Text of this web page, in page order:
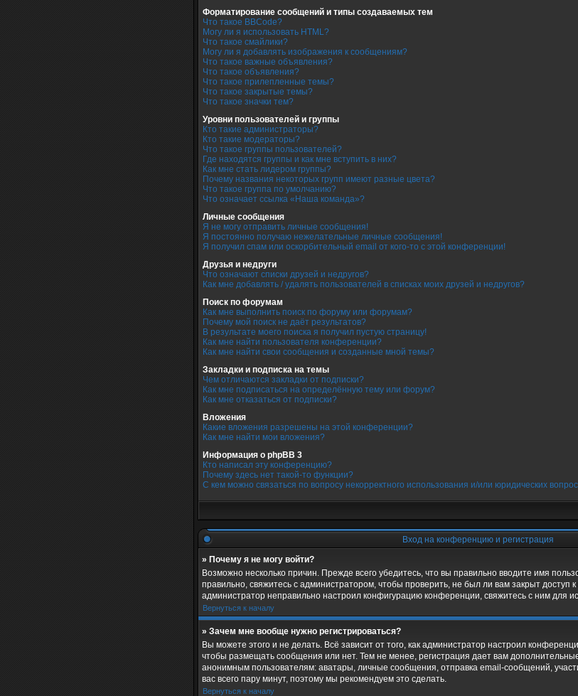
Форматирование сообщений и типы создаваемых тем
Что такое BBCode?
Могу ли я использовать HTML?
Что такое смайлики?
Могу ли я добавлять изображения к сообщениям?
Что такое важные объявления?
Что такое объявления?
Что такое прилепленные темы?
Что такое закрытые темы?
Что такое значки тем?
Уровни пользователей и группы
Кто такие администраторы?
Кто такие модераторы?
Что такое группы пользователей?
Где находятся группы и как мне вступить в них?
Как мне стать лидером группы?
Почему названия некоторых групп имеют разные цвета?
Что такое группа по умолчанию?
Что означает ссылка «Наша команда»?
Личные сообщения
Я не могу отправить личные сообщения!
Я постоянно получаю нежелательные личные сообщения!
Я получил спам или оскорбительный email от кого-то с этой конференции!
Друзья и недруги
Что означают списки друзей и недругов?
Как мне добавлять / удалять пользователей в списках моих друзей и недругов?
Поиск по форумам
Как мне выполнить поиск по форуму или форумам?
Почему мой поиск не даёт результатов?
В результате моего поиска я получил пустую страницу!
Как мне найти пользователя конференции?
Как мне найти свои сообщения и созданные мной темы?
Закладки и подписка на темы
Чем отличаются закладки от подписки?
Как мне подписаться на определённую тему или форум?
Как мне отказаться от подписки?
Вложения
Какие вложения разрешены на этой конференции?
Как мне найти мои вложения?
Информация о phpBB 3
Кто написал эту конференцию?
Почему здесь нет такой-то функции?
С кем можно связаться по вопросу некорректного использования и/или юридических
Вход на конференцию и регистрация
» Почему я не могу войти?
Возможно несколько причин. Прежде всего убедитесь, что вы правильно вводите имя
правильно, свяжитесь с администратором, чтобы проверить, не был ли вам закрыт доступ
администратор неправильно настроил конфигурацию конференции, свяжитесь с ним для
Вернуться к началу
» Зачем мне вообще нужно регистрироваться?
Вы можете этого и не делать. Всё зависит от того, как администратор настроил
чтобы размещать сообщения или нет. Тем не менее, регистрация дает вам
анонимным пользователям: аватары, личные сообщения, отправка email-сообщений,
вас всего пару минут, поэтому мы рекомендуем это сделать.
Вернуться к началу